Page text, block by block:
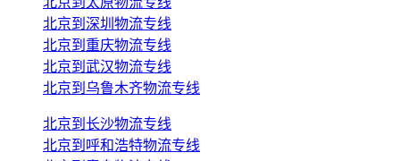
北京到深圳物流专线
北京到重庆物流专线
北京到武汉物流专线
北京到乌鲁木齐物流专线
北京到长沙物流专线
北京到呼和浩特物流专线